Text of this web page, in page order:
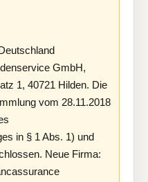
GmbH,
1, 40721 Hilden. Die
vom 28.11.2018
in § 1 Abs. 1) und
Neue Firma: